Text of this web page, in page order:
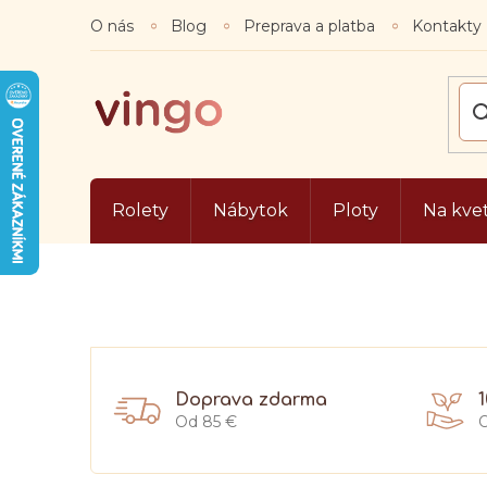
O nás Blog Preprava a platba Kontakty
Rolety Nábytok Ploty Na
Doprava zdarma
Od 85 €